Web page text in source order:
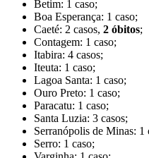
Betim: 1 caso;
Boa Esperança: 1 caso;
Caeté: 2 casos, 2 óbitos;
Contagem: 1 caso;
Itabira: 4 casos;
Iteuta: 1 caso;
Lagoa Santa: 1 caso;
Ouro Preto: 1 caso;
Paracatu: 1 caso;
Santa Luzia: 3 casos;
Serranópolis de Minas: 1
Serro: 1 caso;